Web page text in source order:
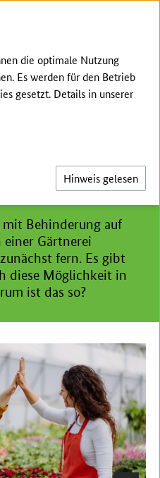
Seite
Landwirtschaft
mit Behinderung auf
Gärtnerei
fern. Es gibt
diese Möglichkeit in
ist das so?
die optimale Nutzung
Es werden für den Betrieb
gesetzt. Details in unserer
Hinweis gelesen